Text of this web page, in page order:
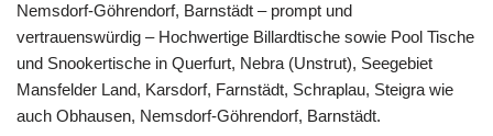
Nemsdorf-Göhrendorf, Barnstädt – prompt und
vertrauenswürdig – Hochwertige Billardtische sowie Pool Tische
und Snookertische in Querfurt, Nebra (Unstrut), Seegebiet
Mansfelder Land, Karsdorf, Farnstädt, Schraplau, Steigra wie
auch Obhausen, Nemsdorf-Göhrendorf, Barnstädt.